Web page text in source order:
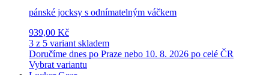
pánské jocksy s odnímatelným váčkem
939,00 Kč
3 z 5 variant skladem
Doručíme dnes po Praze nebo 10. 8. 2026 po celé ČR
Vybrat variantu